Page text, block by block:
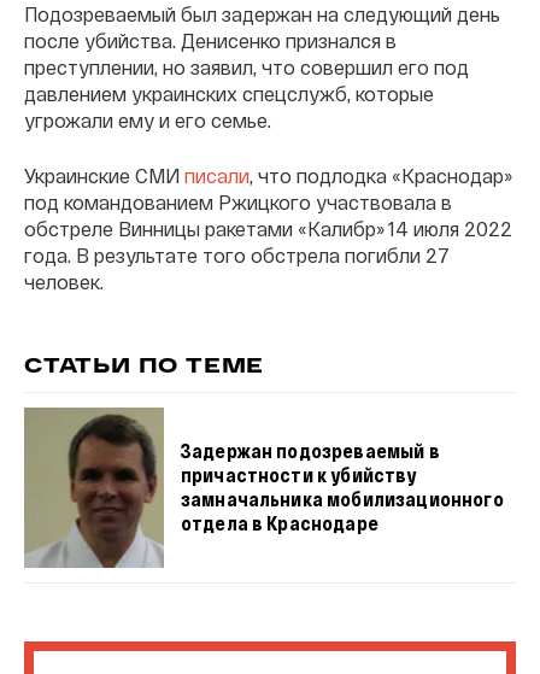
Подозреваемый был задержан на следующий день
после убийства. Денисенко признался в
преступлении, но заявил, что совершил его под
давлением украинских спецслужб, которые
угрожали ему и его семье.
Украинские СМИ писали , что подлодка «Краснодар»
под командованием Ржицкого участвовала в
обстреле Винницы ракетами «Калибр» 14 июля 2022
года. В результате того обстрела погибли 27
человек.
СТАТЬИ ПО ТЕМЕ
Задержан подозреваемый в
причастности к убийству
замначальника мобилизационного
отдела в Краснодаре